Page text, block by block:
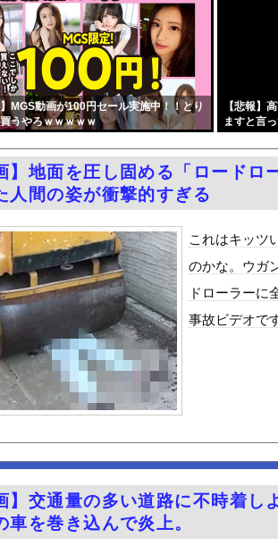
ャンポケ斎藤「性行為の許諾は取ったことありません」
後輩の小悪魔地雷女子をデカチンで理解らせる話』をraw
レパク絵師の江口寿史さん、開き直って言い訳してしま
ョートスリーパー堀大輔さん、リスナーから「寝たほう
（25）、税務調査で知り合った納税者の自宅に出入りし
ード乳首濡れ場がエロ過ぎる！ヘアヌード写真集の全
EXILE・黒木啓司、妻・宮崎麗果被告へのDV事案で逮
420ps。しかもL型エンジン…このS31Zいくらかかって
半ケツ見せて不倫を誘う保育士の永野紬さん
「私がPTSDと診断された当時、世間はまだPTSDとい
と不倫をして、ついに、、、
接近！」台風13号「三峡直撃予測」中国「上流大洪水！
サッカー前代表監督を追及「なぜ負けたのか」
ャンセルすべきか…1万年ぶり史上最大級の火山の兆し＝
が目の前にいた。私が上に物を投げるフリをする → 猫は
税庁「あのさぁ！君らがちゃんと納税してくれないとこ
本未来アナ、日本人離れした美貌ｗｗｗｗｗｗｗ
ア、じわじわと逝き始める
口で釣れる美味い魚教えて
Ave Mujica』7話感想 再び集まる5人！最後のCR...
製自動車のプラスチック部品強度がこちらｗｗｗｗｗ
】MGS動画が100円セール実施中！！とり
うやろｗｗｗｗｗ
【悲報】
ますと言
】地面を圧し固める「ロードロ
人間の姿が衝撃的すぎる
これはキッツ
のかな。ウガ
ドローラーに
事故ビデオで
】交通量の多い道路に不時着し
車を巻き込んで炎上。